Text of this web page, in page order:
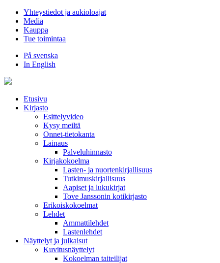
Hyppää
sisältöön
Yhteystiedot ja aukioloajat
Media
Kauppa
Tue toimintaa
På svenska
In English
Etusivu
Kirjasto
Esittelyvideo
Kysy meiltä
Onnet-tietokanta
Lainaus
Palveluhinnasto
Kirjakokoelma
Lasten- ja nuortenkirjallisuus
Tutkimuskirjallisuus
Aapiset ja lukukirjat
Tove Janssonin kotikirjasto
Erikoiskokoelmat
Lehdet
Ammattilehdet
Lastenlehdet
Näyttelyt ja julkaisut
Kuvitusnäyttelyt
Kokoelman taiteilijat